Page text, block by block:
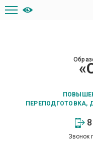
ПЕРЕПОДГОТОВКА,
Звонок